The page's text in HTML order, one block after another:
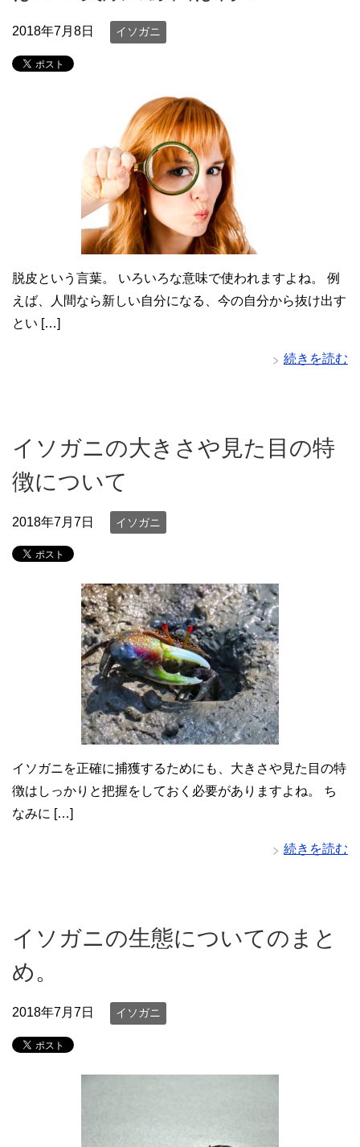
2018年7月8日 イソガニ
脱皮という言葉。 いろいろな意味で使われますよね。 例
えば、人間なら新しい自分になる、今の自分から抜け出す
とい […]
続きを読む
イソガニの大きさや見た目の特
徴について
2018年7月7日 イソガニ
イソガニを正確に捕獲するためにも、大きさや見た目の特
徴はしっかりと把握をしておく必要がありますよね。 ち
なみに […]
続きを読む
イソガニの生態についてのまと
め。
2018年7月7日 イソガニ